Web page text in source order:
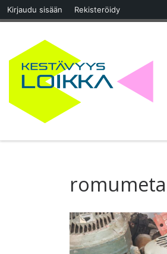
Kirjaudu sisään Rekisteröidy
Skip to content